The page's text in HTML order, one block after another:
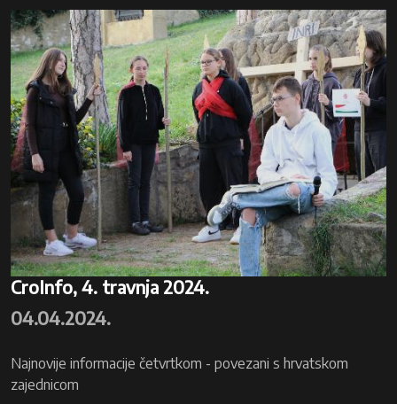
CroInfo, 4. travnja 2024.
04.04.2024.
Najnovije informacije četvrtkom - povezani s hrvatskom
zajednicom